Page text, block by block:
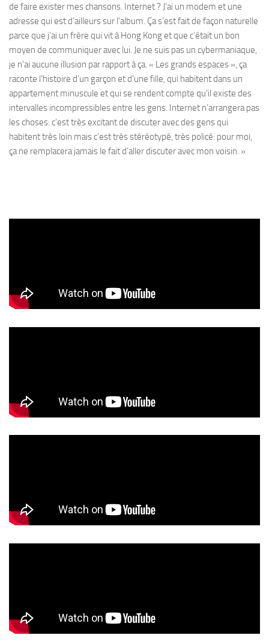
de faire exister mes chansons. Internet ? J’ai un modem et une
adresse qui est d’ailleurs sur l’album. Ça s’est fait de façon naturelle
parce que j’ai un frère qui vit à Hong Kong et que c’était un bon
moyen de communiquer avec lui. Je ne suis pas un cybermaniaque,
je n’ai aucune illusion par rapport à ça. « Les grands espaces », ça
raconte l’histoire d’un garçon et d’une fille, qui habitent dans un
appartement minuscule et qui se rendent compte qu’il existe des
intervalles incompressibles entre les gens. Internet n’arrangera pas
les choses: c’est très excitant de discuter avec des gens qui
habitent très loin mais c’est très stéréotypé, très policé: pour moi,
ça ne remplacera jamais le fait d’aller discuter avec mon voisin. »